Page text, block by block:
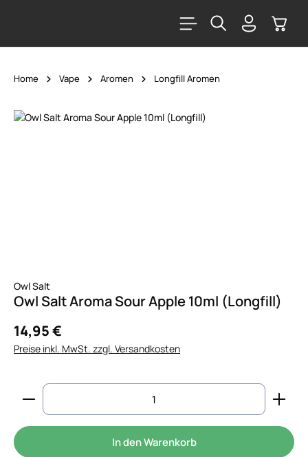
Home Vape Aromen Longfill Aromen
Bildergalerie überspringen
Owl Salt
Owl Salt Aroma Sour Apple 10ml (Longfill)
14,95 €
Preise inkl. MwSt. zzgl. Versandkosten
Produkt Anzahl: Gib den gewünschten Wert
In den Warenkorb